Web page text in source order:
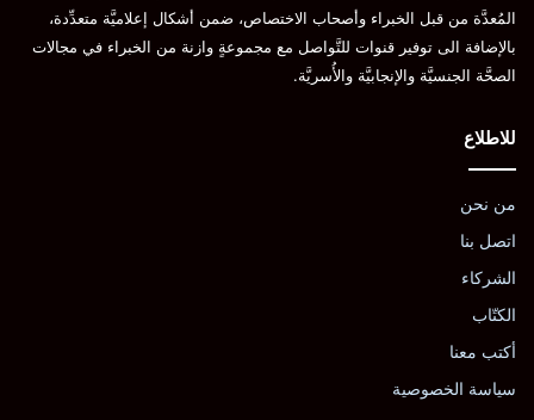
المُعدَّة من قبل الخبراء وأصحاب الاختصاص، ضمن أشكال إعلاميَّة متعدِّدة،
بالإضافة الى توفير قنوات للتَّواصل مع مجموعةٍ وازنة من الخبراء في مجالات
الصحَّة الجنسيَّة والإنجابيَّة والأُسريَّة.
للاطلاع
من نحن
اتصل بنا
الشركاء
الكتّاب
أكتب معنا
سياسة الخصوصية